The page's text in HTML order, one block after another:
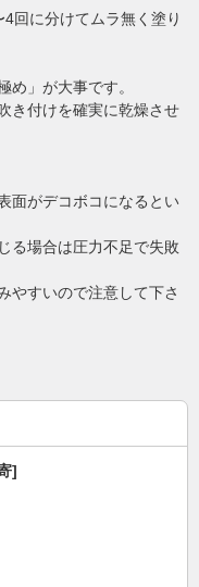
回に分けてムラ無く塗り
め」が大事です。
き付けを確実に乾燥させ
面がデコボコになるとい
る場合は圧力不足で失敗
やすいので注意して下さ
]